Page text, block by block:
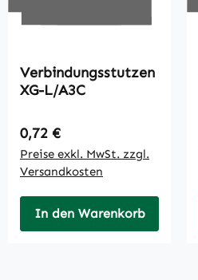
Verbindungsstutzen
XG-L/A3C
Regulärer Preis:
0,72 €
Preise exkl. MwSt. zzgl.
Versandkosten
In den Warenkorb